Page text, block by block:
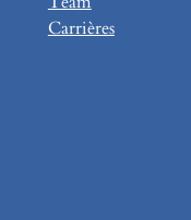
Carrières